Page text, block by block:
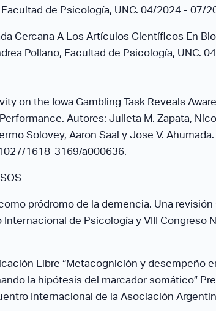
de Psicología, UNC. 04/2024 - 07/
Cercana A Los Artículos Científicos En
Pollano, Facultad de Psicología, UNC.
on the Iowa Gambling Task Reveals
Autores: Julieta M. Zapata,
Solovey, Aaron Saal y Jose V.
1618-3169/a000636.
pródromo de la demencia. Una
de Psicología y VIII Congreso
Libre “Metacognición y desempeño
la hipótesis del marcador somático”
Internacional de la Asociación